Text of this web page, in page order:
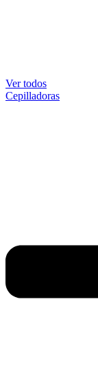
Ver todos
Cepilladoras